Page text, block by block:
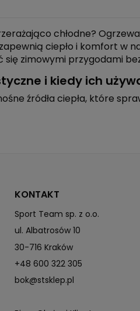
chłodne?
ciepło i komfort w
zimowymi przygodami
i kiedy ich
źródła ciepła, które
KONTAKT
Sport Team sp. z o.o.
ul. Albatrosów 10
30-716 Kraków
+48 600 322 305
bok@stsklep.pl